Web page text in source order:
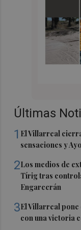
Últimas
1 El Villarreal
sensaciones y
2Los medios de
Tírig tras
Engarcerán
3El Villarreal
con una victoria